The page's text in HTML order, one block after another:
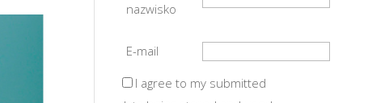
nazwisko
E-mail
I agree to my submitted